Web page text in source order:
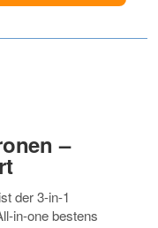
–
der 3-in-1
in-one bestens